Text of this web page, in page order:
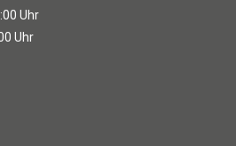
Uhr
Uhr